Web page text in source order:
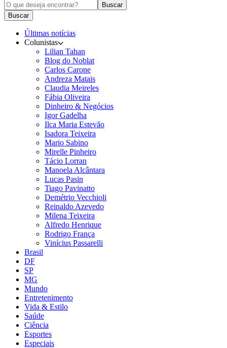
Buscar
Buscar
Últimas notícias
Colunistas
Lilian Tahan
Blog do Noblat
Carlos Carone
Andreza Matais
Claudia Meireles
Fábia Oliveira
Dinheiro & Negócios
Igor Gadelha
Ilca Maria Estevão
Isadora Teixeira
Mario Sabino
Mirelle Pinheiro
Tácio Lorran
Manoela Alcântara
Lucas Pasin
Tiago Pavinatto
Demétrio Vecchioli
Reinaldo Azevedo
Milena Teixeira
Alfredo Henrique
Rodrigo França
Vinícius Passarelli
Brasil
DF
SP
MG
Mundo
Entretenimento
Vida & Estilo
Saúde
Ciência
Esportes
Especiais